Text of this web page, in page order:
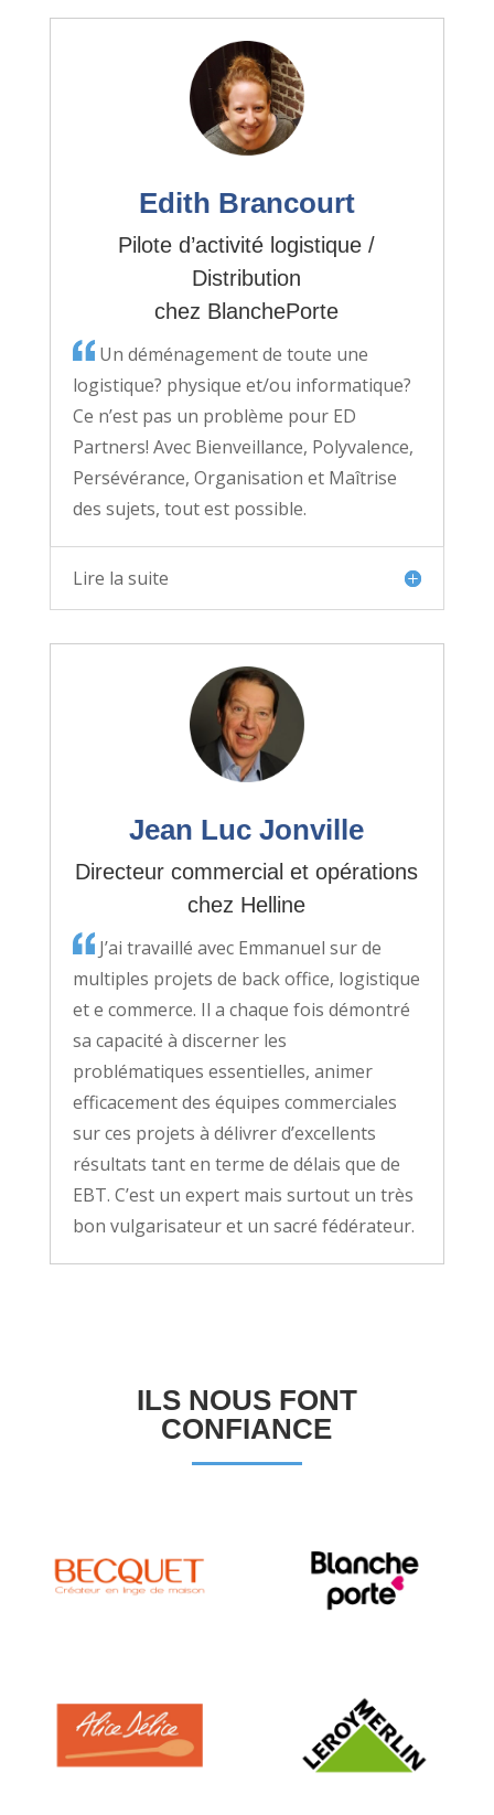
Edith Brancourt
Pilote d’activité logistique /
Distribution
chez BlanchePorte
Un déménagement de toute une
logistique? physique et/ou informatique?
Ce n’est pas un problème pour ED
Partners! Avec Bienveillance, Polyvalence,
Persévérance, Organisation et Maîtrise
des sujets, tout est possible.
Lire la suite
Jean Luc Jonville
Directeur commercial et opérations
chez Helline
J’ai travaillé avec Emmanuel sur de
multiples projets de back office, logistique
et e commerce. Il a chaque fois démontré
sa capacité à discerner les
problématiques essentielles, animer
efficacement des équipes commerciales
sur ces projets à délivrer d’excellents
résultats tant en terme de délais que de
EBT. C’est un expert mais surtout un très
bon vulgarisateur et un sacré fédérateur.
ILS NOUS FONT
CONFIANCE